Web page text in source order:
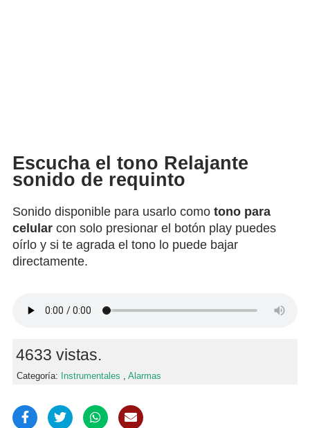
Escucha el tono Relajante
sonido de requinto
Sonido disponible para usarlo como tono para
celular con solo presionar el botón play puedes
oírlo y si te agrada el tono lo puede bajar
directamente.
4633 vistas.
Categoría: Instrumentales , Alarmas